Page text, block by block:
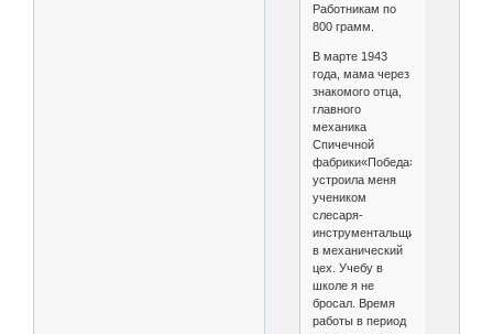
Работникам по
800 грамм.
В марте 1943
года, мама через
знакомого отца,
главного
механика
Спичечной
фабрики«Победа»
устроила меня
учеником
слесаря-
инструментальщика
в механический
цех. Учебу в
школе я не
бросал. Время
работы в период